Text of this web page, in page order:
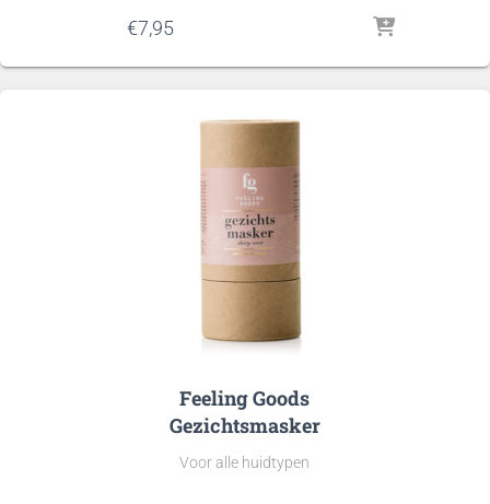
€7,95
Feeling Goods
Gezichtsmasker
Voor alle huidtypen